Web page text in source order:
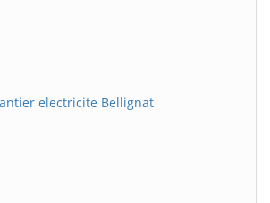
electricite Bellignat